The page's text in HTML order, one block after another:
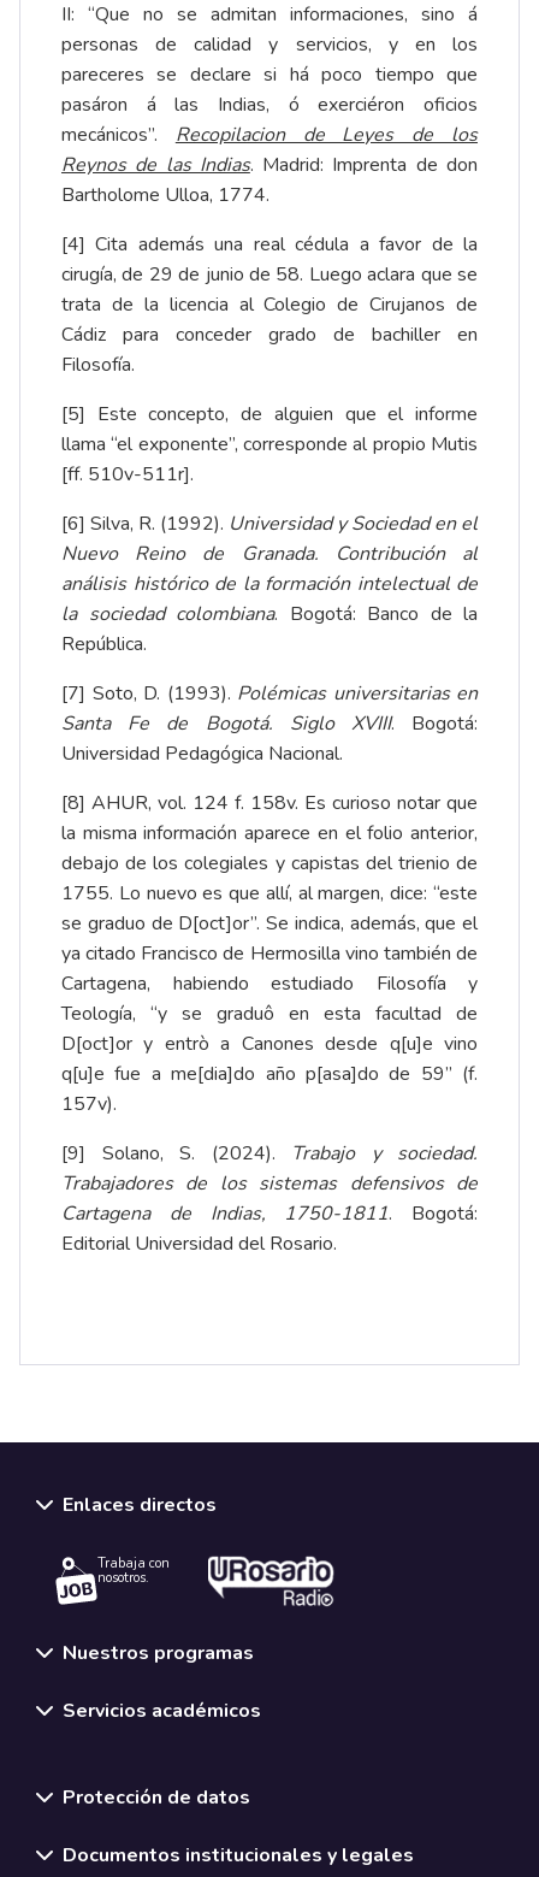
II: “Que no se admitan informaciones, sino á
personas de calidad y servicios, y en los
pareceres se declare si há poco tiempo que
pasáron á las Indias, ó exerciéron oficios
mecánicos”. Recopilacion de Leyes de los
Reynos de las Indias. Madrid: Imprenta de don
Bartholome Ulloa, 1774.
[4] Cita además una real cédula a favor de la
cirugía, de 29 de junio de 58. Luego aclara que se
trata de la licencia al Colegio de Cirujanos de
Cádiz para conceder grado de bachiller en
Filosofía.
[5] Este concepto, de alguien que el informe
llama “el exponente”, corresponde al propio Mutis
[ff. 510v-511r].
[6] Silva, R. (1992). Universidad y Sociedad en el
Nuevo Reino de Granada. Contribución al
análisis histórico de la formación intelectual de
la sociedad colombiana. Bogotá: Banco de la
República.
[7] Soto, D. (1993). Polémicas universitarias en
Santa Fe de Bogotá. Siglo XVIII. Bogotá:
Universidad Pedagógica Nacional.
[8] AHUR, vol. 124 f. 158v. Es curioso notar que
la misma información aparece en el folio anterior,
debajo de los colegiales y capistas del trienio de
1755. Lo nuevo es que allí, al margen, dice: “este
se graduo de D[oct]or”. Se indica, además, que el
ya citado Francisco de Hermosilla vino también de
Cartagena, habiendo estudiado Filosofía y
Teología, “y se graduô en esta facultad de
D[oct]or y entrò a Canones desde q[u]e vino
q[u]e fue a me[dia]do año p[asa]do de 59” (f.
157v).
[9] Solano, S. (2024). Trabajo y sociedad.
Trabajadores de los sistemas defensivos de
Cartagena de Indias, 1750-1811. Bogotá:
Editorial Universidad del Rosario.
Enlaces directos
Trabaja con
nosotros.
Nuestros programas
Servicios académicos
Protección de datos
Documentos institucionales y legales